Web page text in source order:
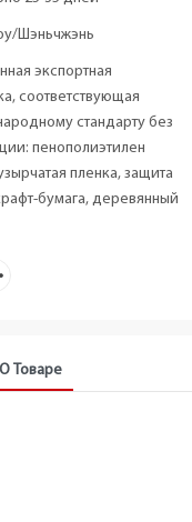
Шэньчжэнь
экспортная
соответствующая
стандарту без
пенополиэтилен
пленка, защита
бумага, деревянный
Товаре